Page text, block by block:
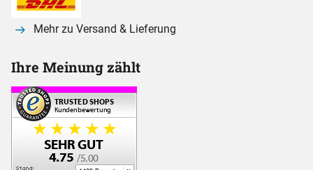
Mehr zu Versand & Lieferung
Ihre Meinung zählt